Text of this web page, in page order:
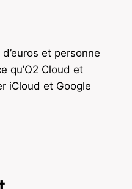
et personne
qu’O2 Cloud et
iCloud et Google